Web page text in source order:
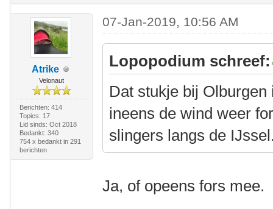
Atrike
Velonaut
Berichten: 414
Topics: 17
Lid sinds: Oct 2018
Bedankt: 340
754 x bedankt in 291
berichten
07-Jan-2019, 10:56 AM
Lopopodium schreef:
Dat stukje bij
ineens de wind weer
slingers langs de
Ja, of opeens fors mee.